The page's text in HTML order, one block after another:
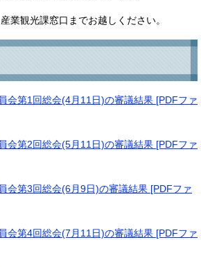
業観光課窓口までお越しください。
会第1回総会(4月11日)の審議結果 [PDFファ
会第2回総会(5月11日)の審議結果 [PDFファ
会第3回総会(6月9日)の審議結果 [PDFファ
会第4回総会(7月11日)の審議結果 [PDFファ